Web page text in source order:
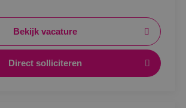
Bekijk vacature
Direct solliciteren